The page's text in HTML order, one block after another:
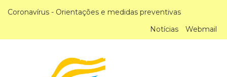
Coronavírus - Orientações e medidas preventivas
Notícias
Webmail